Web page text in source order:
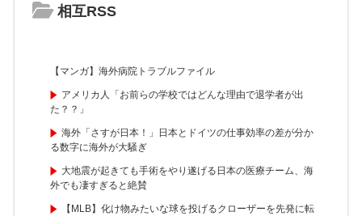
相互RSS
【マンガ】海外病院トラブルファイル
アメリカ人「お前らの学校ではどんな理由で退学者が出
た？？」
海外「さすが日本！」日本とドイツの仕事効率の差が分か
る数字に海外が大騒ぎ
大地震が起きても手術をやり遂げる日本の医療チーム、海
外でも凄すぎると絶賛
【MLB】化け物みたいな球を投げるクローザーを先発に転